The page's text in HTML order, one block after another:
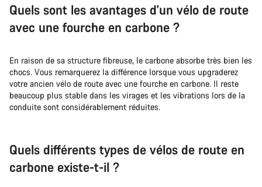
Quels sont les avantages d'un vélo de route
avec une fourche en carbone ?
En raison de sa structure fibreuse, le carbone absorbe très bien les
chocs. Vous remarquerez la différence lorsque vous upgraderez
votre ancien vélo de route avec une fourche en carbone. Il reste
beaucoup plus stable dans les virages et les vibrations lors de la
conduite sont considérablement réduites.
Quels différents types de vélos de route en
carbone existe-t-il ?